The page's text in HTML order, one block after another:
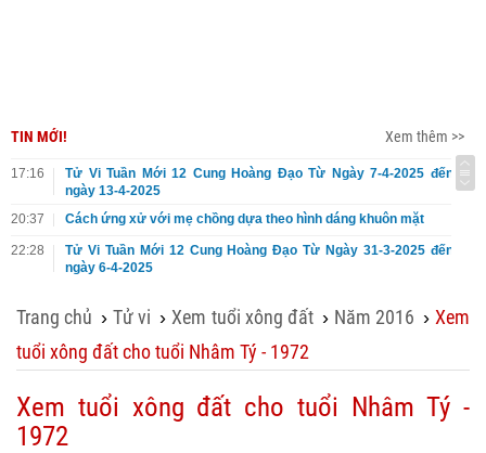
TIN MỚI! Xem thêm >>
17:16
Tử Vi Tuần Mới 12 Cung Hoàng Đạo Từ Ngày 7-4-2025 đến
ngày 13-4-2025
20:37
Cách ứng xử với mẹ chồng dựa theo hình dáng khuôn mặt
22:28
Tử Vi Tuần Mới 12 Cung Hoàng Đạo Từ Ngày 31-3-2025 đến
ngày 6-4-2025
Trang chủ ›Tử vi ›Xem tuổi xông đất › Năm 2016 ›Xem
tuổi xông đất cho tuổi Nhâm Tý - 1972
Xem tuổi xông đất cho tuổi Nhâm Tý -
1972